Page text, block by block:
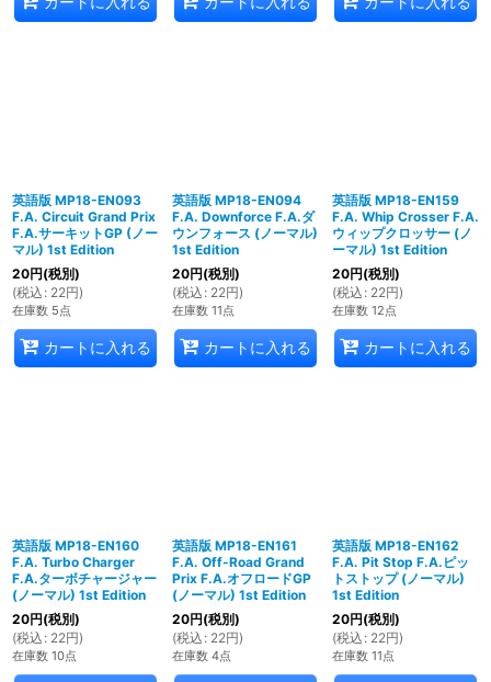
英語版 MP18-EN093
F.A. Circuit Grand Prix
F.A.サーキットGP (ノー
マル) 1st Edition
20円(税別)
(税込 : 22円)
在庫数 5点
カートに入れる
英語版 MP18-EN094
F.A. Downforce F.A.ダ
ウンフォース (ノーマル)
1st Edition
20円(税別)
(税込 : 22円)
在庫数 11点
カートに入れる
英語版 MP18-EN159
F.A. Whip Crosser F.A.
ウィップクロッサー (ノ
ーマル) 1st Edition
20円(税別)
(税込 : 22円)
在庫数 12点
カートに入れる
英語版 MP18-EN160
F.A. Turbo Charger
F.A.ターボチャージャー
(ノーマル) 1st Edition
20円(税別)
(税込 : 22円)
在庫数 10点
英語版 MP18-EN161
F.A. Off-Road Grand
Prix F.A.オフロードGP
(ノーマル) 1st Edition
20円(税別)
(税込 : 22円)
在庫数 4点
英語版 MP18-EN162
F.A. Pit Stop F.A.ピッ
トストップ (ノーマル)
1st Edition
20円(税別)
(税込 : 22円)
在庫数 11点